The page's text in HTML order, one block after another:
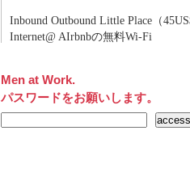
Inbound Outbound Little Place（
Internet@ AIrbnbの無料Wi-Fi
Men at Work.
パスワードをお願いします。